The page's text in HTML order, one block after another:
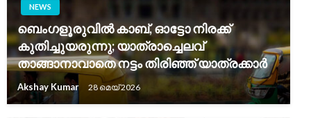
NEWS
ബെംഗളൂരുവിൽ കാബ്, ഓട്ടോ നിരക്ക്
കുതിച്ചുയരുന്നു; യാത്രാച്ചെലവ്
താങ്ങാനാവാതെ നട്ടം തിരിഞ്ഞ് യാത്രക്കാർ
Akshay Kumar 28 മെയ്‌ 2026